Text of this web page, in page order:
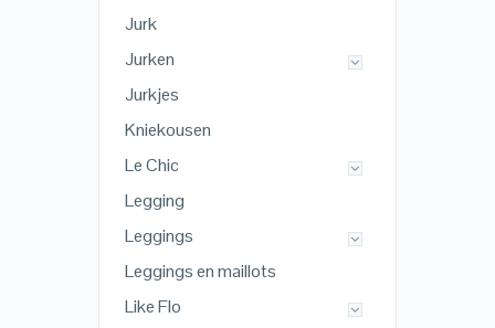
Jurk
Jurken
Jurkjes
Kniekousen
Le Chic
Legging
Leggings
Leggings en maillots
Like Flo